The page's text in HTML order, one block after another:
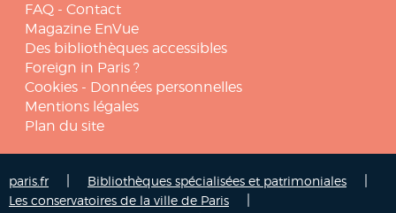
FAQ - Contact
Magazine EnVue
Des bibliothèques accessibles
Foreign in Paris ?
Cookies - Données personnelles
Mentions légales
Plan du site
paris.fr Bibliothèques spécialisées et patrimoniales
Les conservatoires de la ville de Paris